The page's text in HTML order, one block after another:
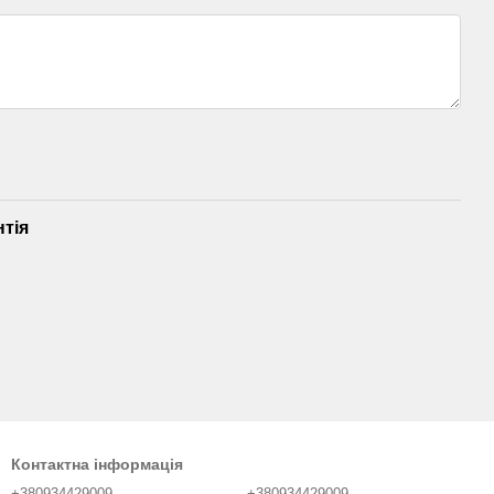
Контактна інформація